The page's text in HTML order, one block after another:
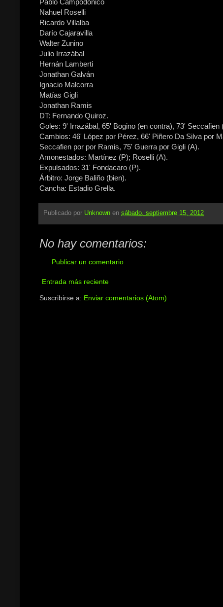
Nahuel Roselli
Ricardo Villalba
Darío Cajaravilla
Walter Zunino
Julio Irrazábal
Hernán Lamberti
Jonathan Galván
Ignacio Malcorra
Matías Gigli
Jonathan Ramis
DT: Fernando Quiroz.
Goles: 9' Irrazábal, 65' Bogino (en contra), 73' Seccafien
Cambios: 46' López por Pérez, 66' Piñero Da Silva por
Seccafien por por Ramis, 75' Guerra por Gigli (A).
Amonestados: Martínez (P); Roselli (A).
Expulsados: 31' Fondacaro (P).
Árbitro: Jorge Baliño (bien).
Cancha: Estadio Grella.
Publicado por Unknown en sábado, septiembre 15, 2012
No hay comentarios:
Publicar un comentario
Entrada más reciente
Suscribirse a: Enviar comentarios (Atom)